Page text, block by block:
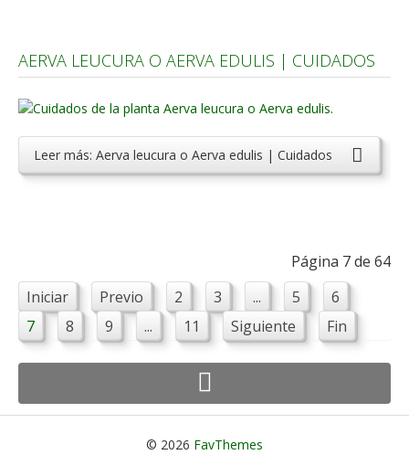
AERVA LEUCURA O AERVA EDULIS | CUIDADOS
Leer más: Aerva leucura o Aerva edulis | Cuidados
Página 7 de 64
Iniciar
Previo 2 3 ... 5
6
7
8 9 ... 11 Siguiente Fin
© 2026 FavThemes